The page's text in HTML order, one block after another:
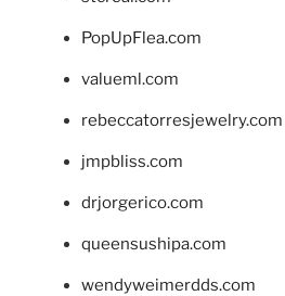
PopUpFlea.com
valueml.com
rebeccatorresjewelry.com
jmpbliss.com
drjorgerico.com
queensushipa.com
wendyweimerdds.com